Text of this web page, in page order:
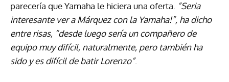
parecería que Yamaha le hiciera una oferta. ”Seria
interesante ver a Márquez con la Yamaha!”, ha dicho
entre risas, “desde luego sería un compañero de
equipo muy difícil, naturalmente, pero también ha
sido y es difícil de batir Lorenzo”.